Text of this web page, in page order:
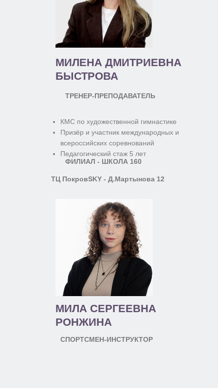
МИЛЕНА ДМИТРИЕВНА
БЫСТРОВА
МИЛА СЕРГЕЕВНА
РОНЖИНА
ТРЕНЕР-ПРЕПОДАВАТЕЛЬ
ТЦ ПокровSKY - Д.Мартынова 12
ФИЛИАЛ - ШКОЛА 160
СПОРТСМЕН-ИНСТРУКТОР
КМС по художественной гимнастике
Призёр и участник международных и
всероссийских соревнований
Педагогический стаж 5 лет